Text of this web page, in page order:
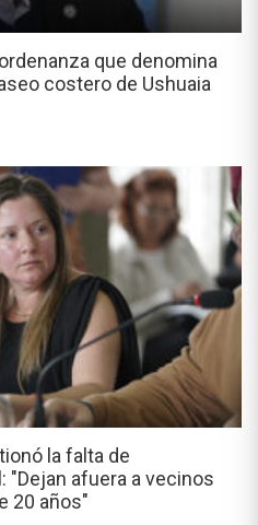
que denomina
costero de Ushuaia
la falta de
"Dejan afuera a vecinos
20 años"